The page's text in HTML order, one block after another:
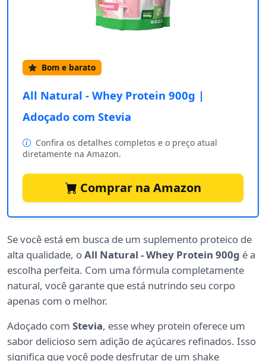
Bom e barato
All Natural - Whey Protein 900g |
Adoçado com Stevia
Confira os detalhes completos e o preço atual
diretamente na Amazon.
Comprar na Amazon
Se você está em busca de um suplemento proteico de
alta qualidade, oAll Natural - Whey Protein 900g é a
escolha perfeita. Com uma fórmula completamente
natural, você garante que está nutrindo seu corpo
apenas com o melhor.
Adoçado com Stevia, esse whey protein oferece um
sabor delicioso sem adição de açúcares refinados. Isso
significa que você pode desfrutar de um shake